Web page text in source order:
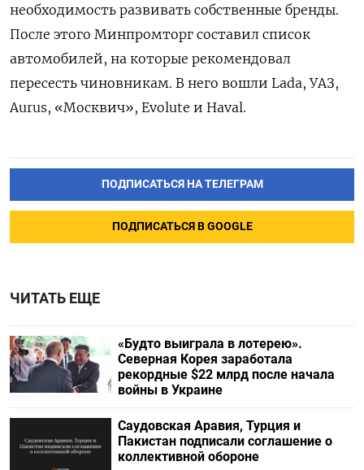
необходимость развивать собственные бренды.
После этого Минпромторг составил список
автомобилей, на которые рекомендовал
пересесть чиновникам. В него вошли Lada, УАЗ,
Aurus, «Москвич», Evolute и Haval.
ПОДПИСАТЬСЯ НА ТЕЛЕГРАМ
ПОДПИСАТЬСЯ В GOOGLE
ЧИТАТЬ ЕЩЕ
«Будто выиграла в лотерею».
Северная Корея заработала
рекордные $22 млрд после начала
войны в Украине
Саудовская Аравия, Турция и
Пакистан подписали соглашение о
коллективной обороне